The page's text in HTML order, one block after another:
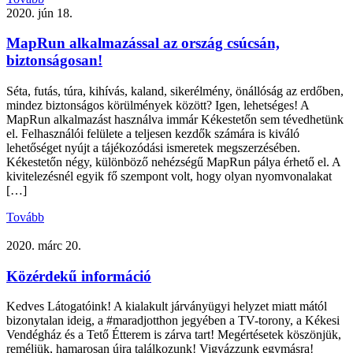
2020. jún 18.
MapRun alkalmazással az ország csúcsán,
biztonságosan!
Séta, futás, túra, kihívás, kaland, sikerélmény, önállóság az erdőben,
mindez biztonságos körülmények között? Igen, lehetséges! A
MapRun alkalmazást használva immár Kékestetőn sem tévedhetünk
el. Felhasználói felülete a teljesen kezdők számára is kiváló
lehetőséget nyújt a tájékozódási ismeretek megszerzésében.
Kékestetőn négy, különböző nehézségű MapRun pálya érhető el. A
kivitelezésnél egyik fő szempont volt, hogy olyan nyomvonalakat
[…]
Tovább
2020. márc 20.
Közérdekű információ
Kedves Látogatóink! A kialakult járványügyi helyzet miatt mától
bizonytalan ideig, a #maradjotthon jegyében a TV-torony, a Kékesi
Vendégház és a Tető Étterem is zárva tart! Megértésetek köszönjük,
reméljük, hamarosan újra találkozunk! Vigyázzunk egymásra!